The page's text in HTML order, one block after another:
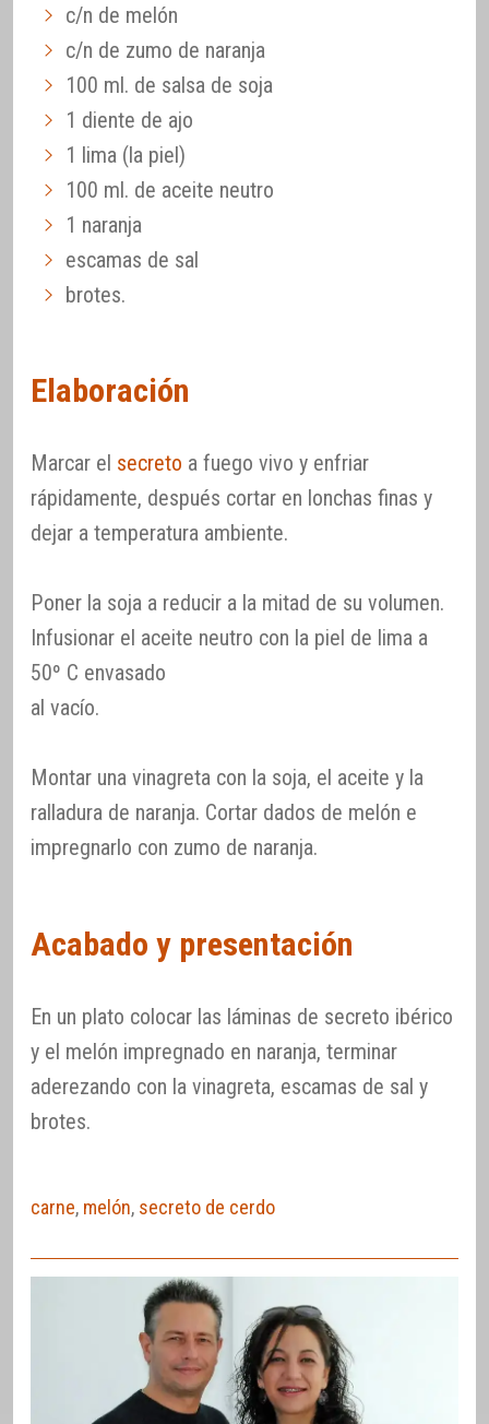
c/n de melón
c/n de zumo de naranja
100 ml. de salsa de soja
1 diente de ajo
1 lima (la piel)
100 ml. de aceite neutro
1 naranja
escamas de sal
brotes.
Elaboración
Marcar el secreto a fuego vivo y enfriar
rápidamente, después cortar en lonchas finas y
dejar a temperatura ambiente.
Poner la soja a reducir a la mitad de su volumen.
Infusionar el aceite neutro con la piel de lima a
50º C envasado
al vacío.
Montar una vinagreta con la soja, el aceite y la
ralladura de naranja. Cortar dados de melón e
impregnarlo con zumo de naranja.
Acabado y presentación
En un plato colocar las láminas de secreto ibérico
y el melón impregnado en naranja, terminar
aderezando con la vinagreta, escamas de sal y
brotes.
carne, melón, secreto de cerdo